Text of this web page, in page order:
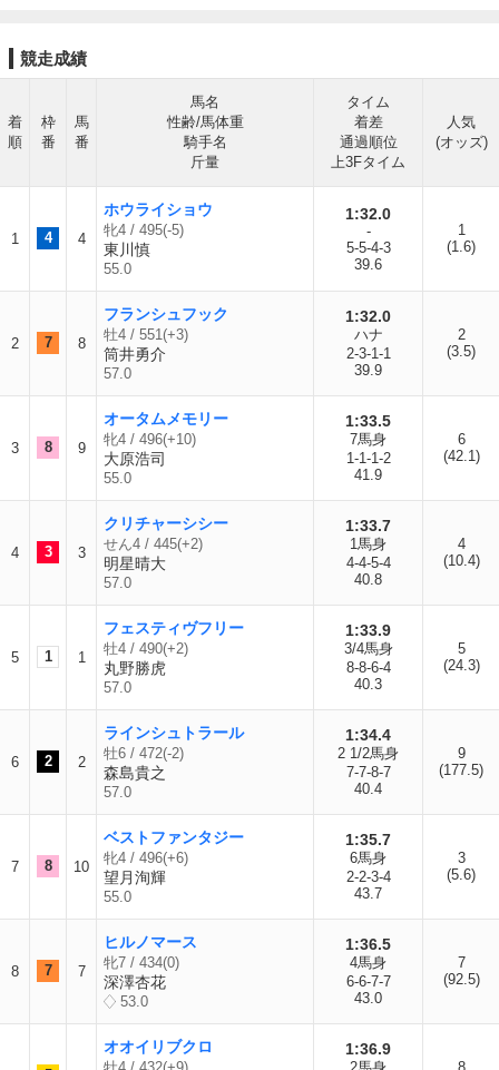
競走成績
着
順
枠
番
馬
番
馬名
性齢/馬体重
騎手名
斤量
タイム
着差
通過順位
上3Fタイム
人気
(オッズ)
1 4 4
ホウライショウ
牝4 / 495(-5)
東川慎
55.0
1:32.0
-
5-5-4-3
39.6
1
(1.6)
2 7 8
フランシュフック
牡4 / 551(+3)
筒井勇介
57.0
1:32.0
ハナ
2-3-1-1
39.9
2
(3.5)
3 8 9
オータムメモリー
牝4 / 496(+10)
大原浩司
55.0
1:33.5
7馬身
1-1-1-2
41.9
6
(42.1)
4 3 3
クリチャーシシー
せん4 / 445(+2)
明星晴大
57.0
1:33.7
1馬身
4-4-5-4
40.8
4
(10.4)
5 1 1
フェスティヴフリー
牡4 / 490(+2)
丸野勝虎
57.0
1:33.9
3/4馬身
8-8-6-4
40.3
5
(24.3)
6 2 2
ラインシュトラール
牡6 / 472(-2)
森島貴之
57.0
1:34.4
2 1/2馬身
7-7-8-7
40.4
9
(177.5)
7 8 10
ベストファンタジー
牝4 / 496(+6)
望月洵輝
55.0
1:35.7
6馬身
2-2-3-4
43.7
3
(5.6)
8 7 7
ヒルノマース
牝7 / 434(0)
深澤杏花
53.0
1:36.5
4馬身
6-6-7-7
43.0
7
(92.5)
オオイリブクロ 1:36.9